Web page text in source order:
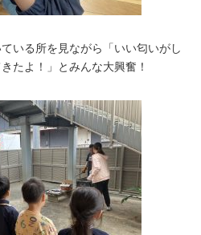
いる所を見ながら「いい匂いがし
たよ！」とみんな大興奮！